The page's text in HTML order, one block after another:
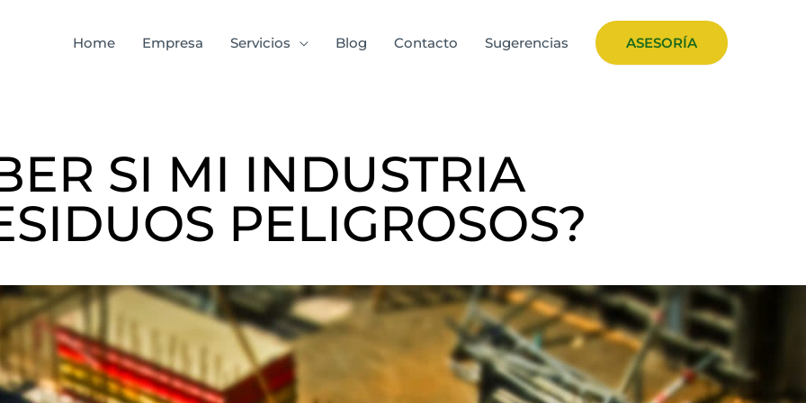
Home Empresa Servicios Blog Contacto Sugerencias ASESORÍA
SI MI INDUSTRIA
PELIGROSOS?